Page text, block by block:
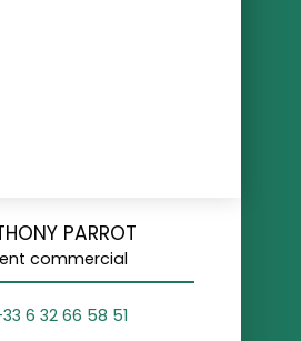
PARROT
commercial
6 32 66 58 51